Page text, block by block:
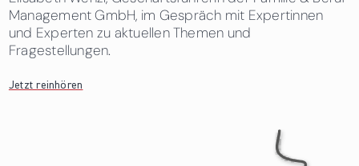
Management GmbH, im Gespräch mit Expertinnen
und Experten zu aktuellen Themen und
Fragestellungen.
Jetzt reinhören